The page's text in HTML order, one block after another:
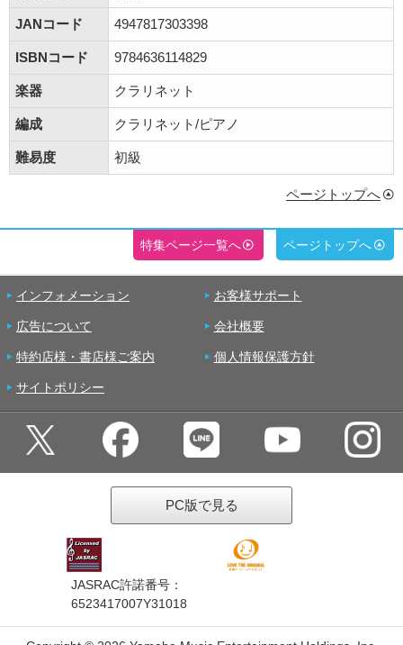
JANコード 4947817303398
ISBNコード 9784636114829
楽器 クラリネット
編成 クラリネット/ピアノ
難易度 初級
ページトップへ
特集ページ一覧へ ページトップへ
インフォメーション お客様サポート
広告について 会社概要
特約店様・書店様ご案内 個人情報保護方針
サイトポリシー
PC版で見る
JASRAC許諾番号：
6523417007Y31018